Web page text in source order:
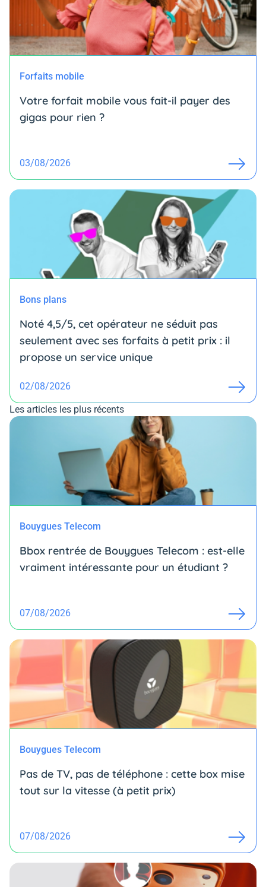
Forfaits mobile
Votre forfait mobile vous fait-il payer des
gigas pour rien ?
03/08/2026
Bons plans
Noté 4,5/5, cet opérateur ne séduit pas
seulement avec ses forfaits à petit prix : il
propose un service unique
02/08/2026
Les articles les plus récents
Bouygues Telecom
Bbox rentrée de Bouygues Telecom : est-elle
vraiment intéressante pour un étudiant ?
07/08/2026
Bouygues Telecom
Pas de TV, pas de téléphone : cette box mise
tout sur la vitesse (à petit prix)
07/08/2026